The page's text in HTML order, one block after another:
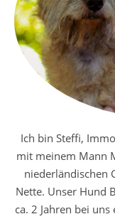
Ich bin Steffi,
mit meinem Mann
niederländischen
Nette. Unser Hund
ca. 2 Jahren bei